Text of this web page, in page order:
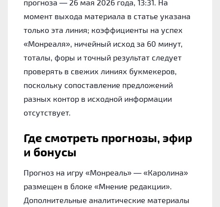
прогноза — 26 мая 2026 года, 13:31. На
момент выхода материала в статье указана
только эта линия; коэффициенты на успех
«Монреаля», ничейный исход за 60 минут,
тоталы, форы и точный результат следует
проверять в свежих линиях букмекеров,
поскольку сопоставление предложений
разных контор в исходной информации
отсутствует.
Где смотреть прогнозы, эфир
и бонусы
Прогноз на игру «Монреаль» — «Каролина»
размещен в блоке «Мнение редакции».
Дополнительные аналитические материалы